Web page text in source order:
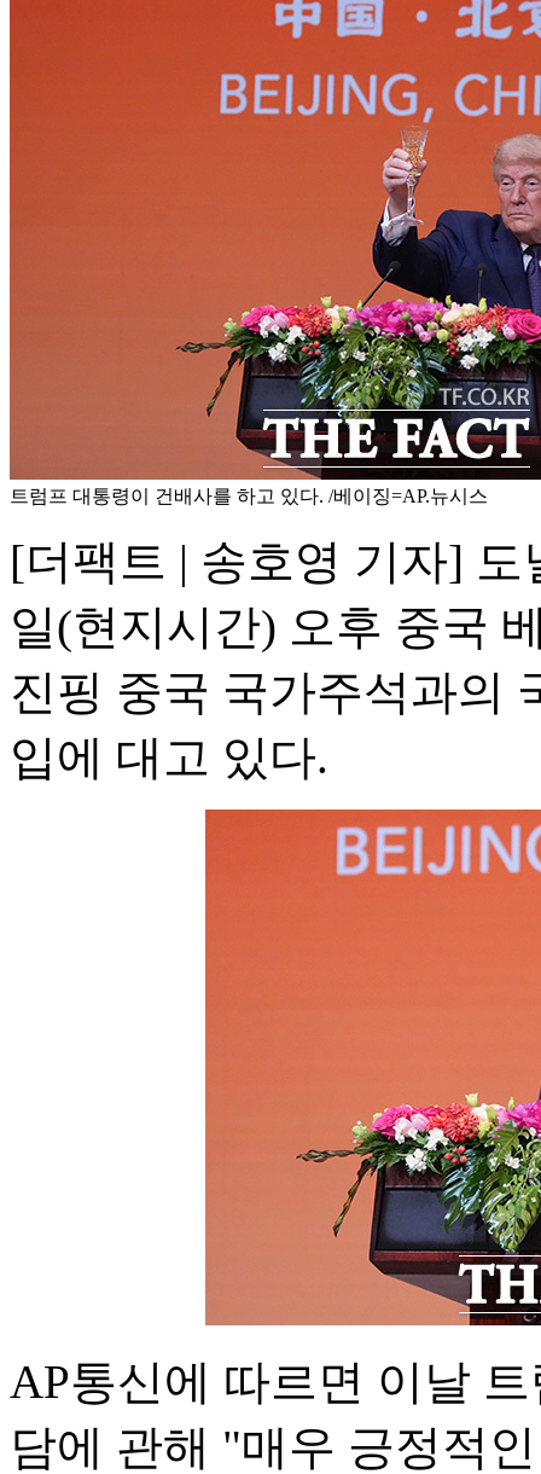
트럼프 대통령이 건배사를 하고 있다. /베이징=AP.뉴시스
[더팩트 | 송호영 기자]
일(현지시간) 오후 중국
진핑 중국 국가주석과의
입에 대고 있다.
AP통신에 따르면 이날
담에 관해 "매우 긍정적